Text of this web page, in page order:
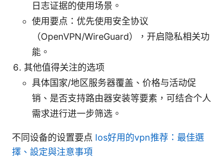
日志证据的使用场景。
使用要点：优先使用安全协议
（OpenVPN/WireGuard），开启隐私相关功
能。
其他值得关注的选项
具体国家/地区服务器覆盖、价格与活动促
销、是否支持路由器安装等要素，可结合个人
需求进行进一步筛选。
不同设备的设置要点 Ios好用的vpn推荐：最佳選
擇、設定與注意事項